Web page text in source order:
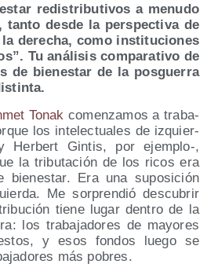
redis­tri­bu­ti­vos a menu­do
tan­to des­de la pers­pec­ti­va de
dere­cha, como ins­ti­tu­cio­nes
Tu aná­li­sis com­pa­ra­ti­vo de
de bien­es­tar de la pos­gue­rra
Tonak comen­za­mos a tra­ba­
los inte­lec­tua­les de izquier­
Her­bert Gin­tis, por ejemplo‑,
la tri­bu­ta­ción de los ricos era
bien­es­tar. Era una supo­si­ción
Me sor­pren­dió des­cu­brir
tie­ne lugar den­tro de la
los tra­ba­ja­do­res de mayo­res
y esos fon­dos lue­go se
más pobres.